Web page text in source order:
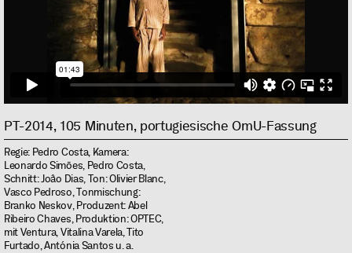
PT-2014, 105 Minuten, portugiesische OmU-Fassung
Regie: Pedro Costa, Kamera:
Leonardo Simões, Pedro Costa,
Schnitt: Joâo Dias, Ton: Olivier Blanc,
Vasco Pedroso, Tonmischung:
Branko Neskov, Produzent: Abel
Ribeiro Chaves, Produktion: OPTEC,
mit Ventura, Vitalina Varela, Tito
Furtado, Antónia Santos u. a.